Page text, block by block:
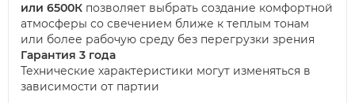
или 6500К позволяет выбрать создание комфортной
атмосферы со свечением ближе к теплым тонам
или более рабочую среду без перегрузки зрения
Гарантия 3 года
Технические характеристики могут изменяться в
зависимости от партии